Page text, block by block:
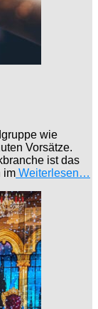
wie
Vorsätze.
ist das
im Weiterlesen…